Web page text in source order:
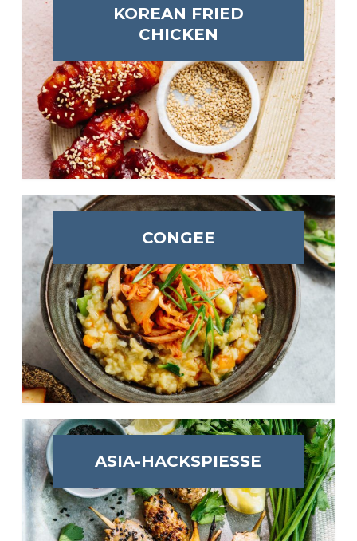
KOREAN FRIED
CHICKEN
CONGEE
ASIA-HACKSPIESSE